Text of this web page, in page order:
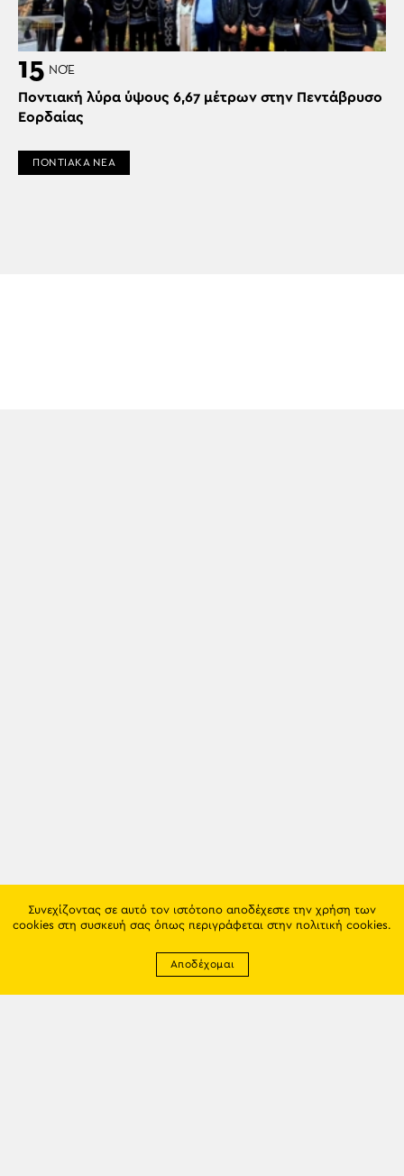
15 ΝΟΈ
Ποντιακή λύρα ύψους 6,67 μέτρων στην Πεντάβρυσο
Εορδαίας
ΠΟΝΤΙΑΚΑ ΝΕΑ
Συνεχίζοντας σε αυτό τον ιστότοπο αποδέχεστε την χρήση των
cookies στη συσκευή σας όπως περιγράφεται στην πολιτική cookies.
Αποδέχομαι